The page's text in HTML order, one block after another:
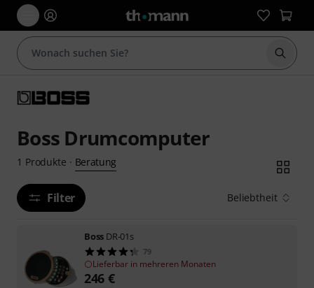
Suche
Boss Drumcomputer
1 Produkte · Beratung
Filter Beliebtheit
Boss DR-01s
79
Lieferbar in mehreren Monaten
246 €